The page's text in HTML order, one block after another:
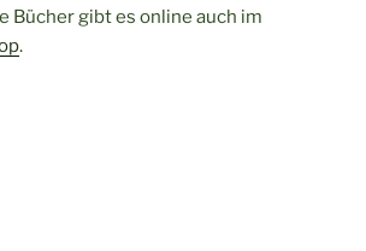
Bücher gibt es online auch im
.